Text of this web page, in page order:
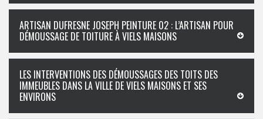
ARTISAN DUFRESNE JOSEPH PEINTURE 02 : L’ARTISAN POUR
DÉMOUSSAGE DE TOITURE À VIELS MAISONS
LES INTERVENTIONS DES DÉMOUSSAGES DES TOITS DES
IMMEUBLES DANS LA VILLE DE VIELS MAISONS ET SES
ENVIRONS